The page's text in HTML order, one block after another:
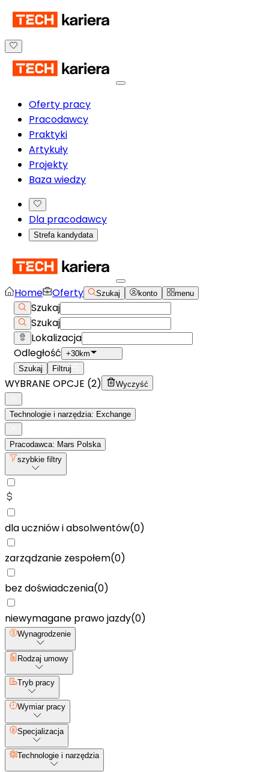
Oferty pracy
Pracodawcy
Praktyki
Artykuły
Projekty
Baza wiedzy
Dla pracodawcy
Strefa kandydata
Home Oferty Szukaj konto menu
Szukaj
Szukaj
Lokalizacja
Odległość +30km
Szukaj
Filtruj
WYBRANE OPCJE (2) Wyczyść
Technologie i narzędzia: Exchange
Pracodawca: Mars Polska
szybkie filtry
dla uczniów i absolwentów(0)
zarządzanie zespołem(0)
bez doświadczenia(0)
niewymagane prawo jazdy(0)
Wynagrodzenie
Rodzaj umowy
Tryb pracy
Wymiar pracy
Specjalizacja
Technologie i narzędzia